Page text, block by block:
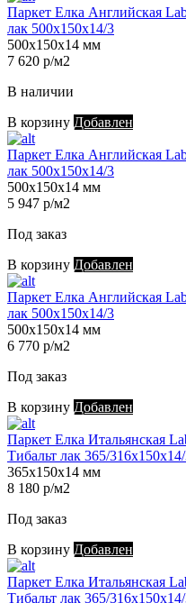
Паркет Елка Английская
лак 500х150х14/3
500х150х14 мм
7 620 р/м2
В наличии
В корзину Добавлен
Паркет Елка Английская
лак 500х150х14/3
500х150х14 мм
5 947 р/м2
Под заказ
В корзину Добавлен
Паркет Елка Английская
лак 500х150х14/3
500х150х14 мм
6 770 р/м2
Под заказ
В корзину Добавлен
Паркет Елка Итальянская
Тибальт лак 365/
365х150х14 мм
8 180 р/м2
Под заказ
В корзину Добавлен
Паркет Елка Итальянская
Тибальт лак 365/